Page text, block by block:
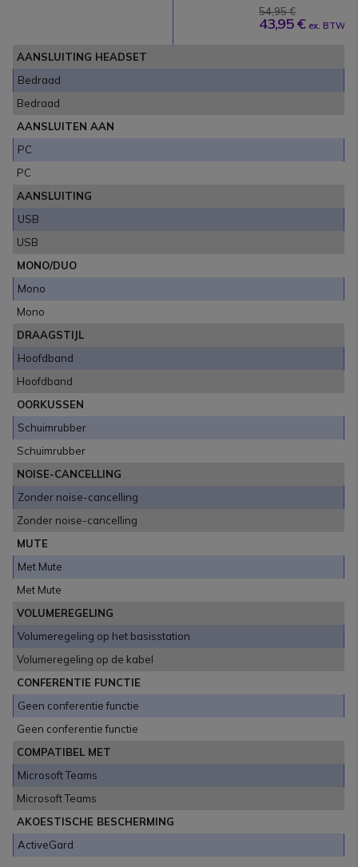
54,95 €
43,95 € ex. BTW
AANSLUITING HEADSET
Bedraad
Bedraad
AANSLUITEN AAN
PC
PC
AANSLUITING
USB
USB
MONO/DUO
Mono
Mono
DRAAGSTIJL
Hoofdband
Hoofdband
OORKUSSEN
Schuimrubber
Schuimrubber
NOISE-CANCELLING
Zonder noise-cancelling
Zonder noise-cancelling
MUTE
Met Mute
Met Mute
VOLUMEREGELING
Volumeregeling op het basisstation
Volumeregeling op de kabel
CONFERENTIE FUNCTIE
Geen conferentie functie
Geen conferentie functie
COMPATIBEL MET
Microsoft Teams
Microsoft Teams
AKOESTISCHE BESCHERMING
ActiveGard